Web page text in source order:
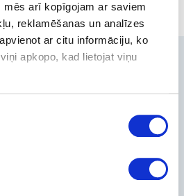
mēs arī kopīgojam ar saviem
reklamēšanas un analīzes
ar citu informāciju, ko
apkopo, kad lietojat viņu